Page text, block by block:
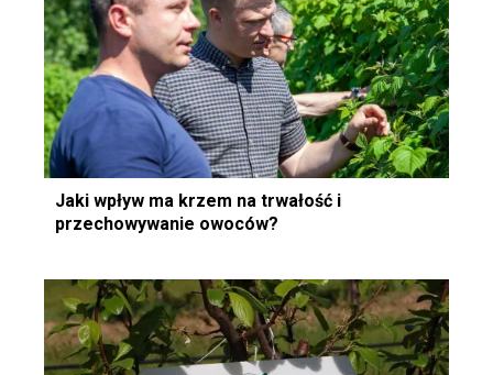
Jaki wpływ ma krzem na trwałość i
przechowywanie owoców?